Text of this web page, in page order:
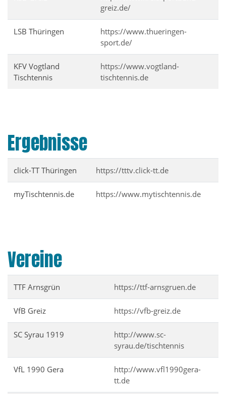
greiz.de/
LSB Thüringen
https://www.thueringen-
sport.de/
KFV Vogtland
Tischtennis
https://www.vogtland-
tischtennis.de
Ergebnisse
click-TT Thüringen https://tttv.click-tt.de
myTischtennis.de https://www.mytischtennis.de
Vereine
TTF Arnsgrün https://ttf-arnsgruen.de
VfB Greiz https://vfb-greiz.de
SC Syrau 1919
http://www.sc-
syrau.de/tischtennis
VfL 1990 Gera
http://www.vfl1990gera-
tt.de